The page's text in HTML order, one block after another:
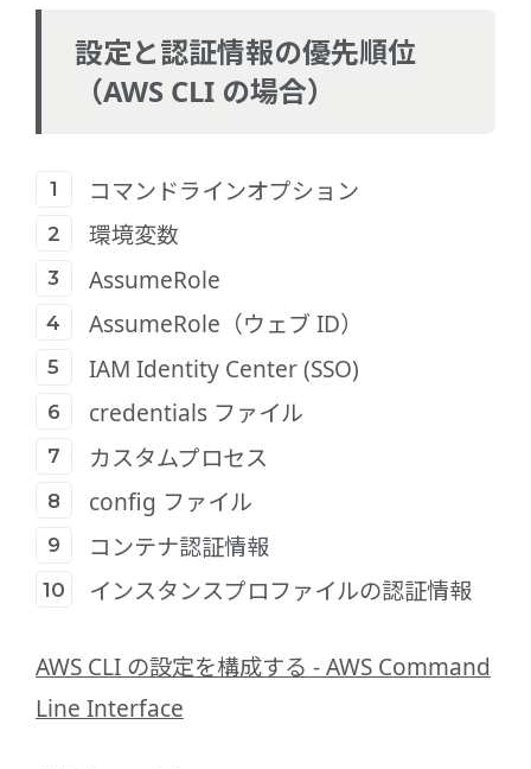
設定と認証情報の優先順位
（AWS CLI の場合）
コマンドラインオプション
環境変数
AssumeRole
AssumeRole（ウェブ ID）
IAM Identity Center (SSO)
credentials ファイル
カスタムプロセス
config ファイル
コンテナ認証情報
インスタンスプロファイルの認証情報
AWS CLI の設定を構成する - AWS Command
Line Interface